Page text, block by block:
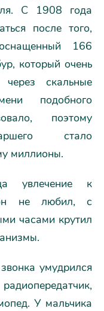
С 1908 года
после того,
166
который очень
скальные
подобного
поэтому
стало
миллионы.
увлечение к
он не любил, с
часами крутил
умудрился
У мальчика